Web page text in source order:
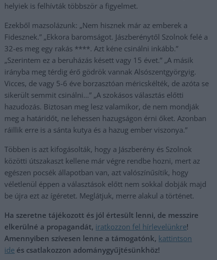
helyiek is felhívták többször a figyelmet.
Ezekből mazsolázunk: „Nem hisznek már az emberek a
Fidesznek.” „Ekkora baromságot. Jászberénytől Szolnok felé a
32-es meg egy rakás ****. Azt kéne csinálni inkább.”
„Szerintem ez a beruházás késett vagy 15 évet.” „A másik
irányba meg térdig érő gödrök vannak Alsószentgyörgyig.
Vicces, de vagy 5-6 éve borzasztóan méricskélték, de azóta se
sikerült semmit csinálni…” „A szokásos választás előtti
hazudozás. Biztosan meg lesz valamikor, de nem mondják
meg a határidőt, ne lehessen hazugságon érni őket. Azonban
ráillik erre is a sánta kutya és a hazug ember viszonya.”
Többen is azt kifogásolták, hogy a Jászberény és Szolnok
közötti útszakaszt kellene már végre rendbe hozni, mert az
egészen pocsék állapotban van, azt valószínűsítik, hogy
véletlenül éppen a választások előtt nem sokkal dobják majd
be újra ezt az ígéretet. Meglátjuk, merre alakul a történet.
Ha szeretne tájékozott és jól értesült lenni, de messzire
elkerülné a propagandát, iratkozzon fel hírlevelünkre!
Amennyiben szívesen lenne a támogatónk, kattintson
ide és csatlakozzon adománygyűjtésünkhöz!